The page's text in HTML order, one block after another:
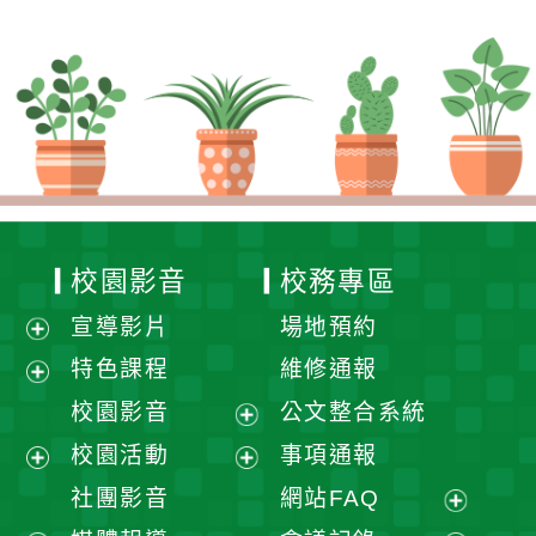
展
單
選
校園影音
宣導影片
特色課程
校園影音
展
校園活動
社團影音
校務專區
場地預約
維修通報
公文整合系統
事項通報
網站FAQ